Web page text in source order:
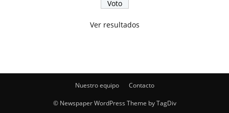
Ver resultados
Nuestro equipo Contacto
© Newspaper WordPress Theme by TagDiv